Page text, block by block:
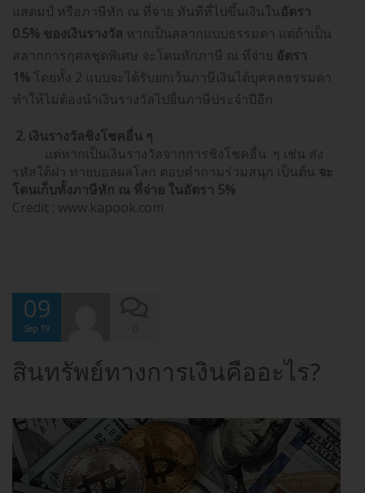
แสตมป์ หรือภาษีหัก ณ ที่จ่าย ทันทีที่ไปขึ้นเงินในอัตรา
0.5% ของเงินรางวัล หากเป็นสลากแบบธรรมดา แต่ถ้าเป็น
สลากการกุศลชุดพิเศษ จะโดนหักภาษี ณ ที่จ่าย อัตรา
1% โดยทั้ง 2 แบบจะได้รับยกเว้นภาษีเงินได้บุคคลธรรมดา
ทำให้ไม่ต้องนำเงินรางวัลไปยื่นภาษีประจำปีอีก
2. เงินรางวัลชิงโชคอื่น ๆ
แต่หากเป็นเงินรางวัลจากการชิงโชคอื่น ๆ เช่น ส่ง
รหัสใต้ฝา ทายบอลผลโลก ตอบคำถามร่วมสนุก เป็นต้น จะ
โดนเก็บทั้งภาษีหัก ณ ที่จ่าย ในอัตรา 5%
Credit : www.kapook.com
09
Sep 19
สินทรัพย์ทางการเงินคืออะไร?